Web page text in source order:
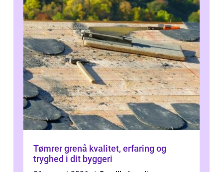
Tømrer grenå kvalitet, erfaring og
tryghed i dit byggeri